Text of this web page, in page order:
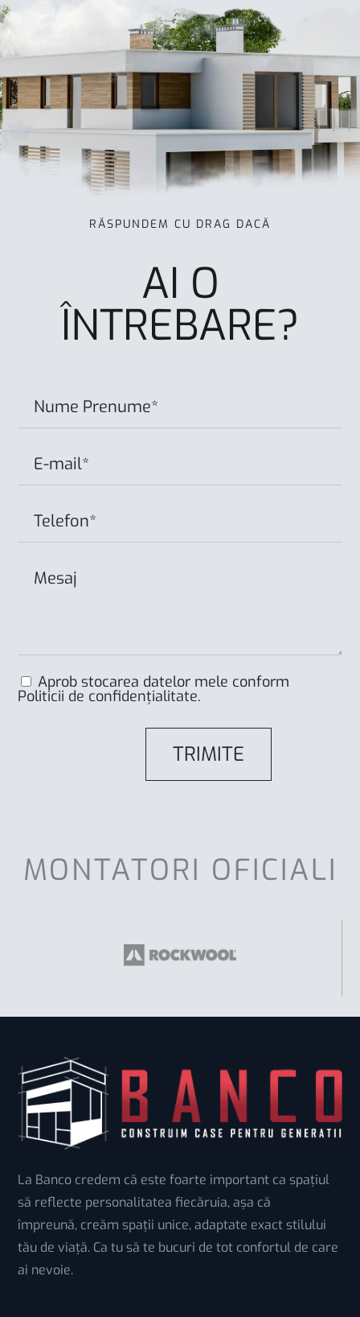
RĂSPUNDEM CU DRAG DACĂ
AI O
ÎNTREBARE?
Aprob stocarea datelor mele conform
Politicii de confidențialitate.
MONTATORI OFICIALI
La Banco credem că este foarte important ca spațiul
să reflecte personalitatea fiecăruia, așa că
împreună, creăm spații unice, adaptate exact stilului
tău de viață. Ca tu să te bucuri de tot confortul de care
ai nevoie.